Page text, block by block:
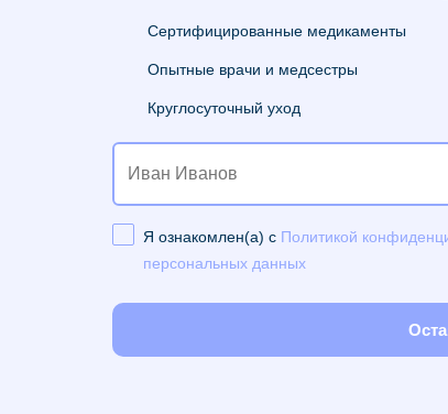
Сертифицированные медикаменты
Опытные врачи и медсестры
Круглосуточный уход
Я ознакомлен(а) с Политикой
персональных данных